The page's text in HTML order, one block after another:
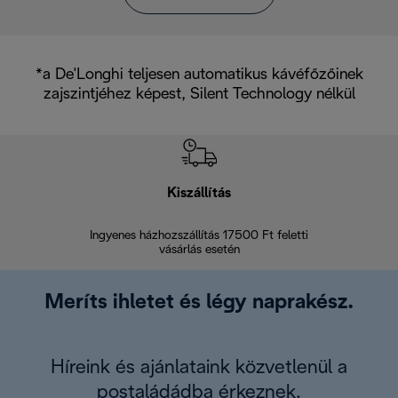
*a De'Longhi teljesen automatikus kávéfőzőinek
zajszintjéhez képest, Silent Technology nélkül
Kiszállítás
Ingyenes házhozszállítás 17500 Ft feletti
vásárlás esetén
Meríts ihletet és légy naprakész.
Híreink és ajánlataink közvetlenül a
postaládádba érkeznek.